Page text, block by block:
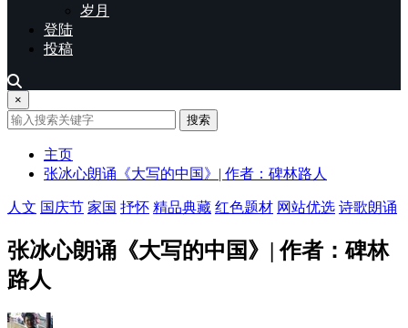
岁月
登陆
投稿
×
搜索
主页
张冰心朗诵《大写的中国》| 作者：碑林路人
人文 国庆节 家国 抒怀 精品典藏 红色题材 网站优选 诗歌朗诵
张冰心朗诵《大写的中国》| 作者：碑林
路人